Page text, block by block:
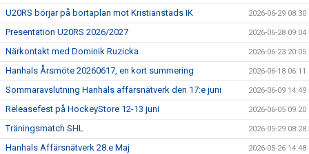
U20RS börjar på bortaplan mot Kristianstads IK 2026-06-29 08:30
Presentation U20RS 2026/2027 2026-06-28 09:04
Närkontakt med Dominik Ruzicka 2026-06-23 20:05
Hanhals Årsmöte 20260617, en kort summering 2026-06-18 06:11
Sommaravslutning Hanhals affärsnätverk den 17:e juni 2026-06-09 14:49
Releasefest på HockeyStore 12-13 juni 2026-06-05 09:20
Träningsmatch SHL 2026-05-29 08:28
Hanhals Affärsnätverk 28.e Maj 2026-05-26 14:48